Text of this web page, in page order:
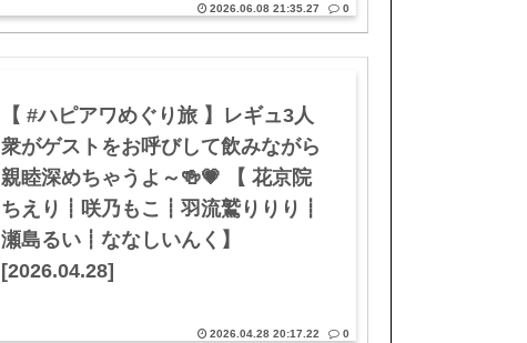
2026.06.08 21:35.27 0
【 #ハピアワめぐり旅 】レギュ3人
衆がゲストをお呼びして飲みながら
親睦深めちゃうよ～🍻💗 【 花京院
ちえり┋咲乃もこ┋羽流鷲りりり┋
瀬島るい┋ななしいんく】
[2026.04.28]
2026.04.28 20:17.22 0